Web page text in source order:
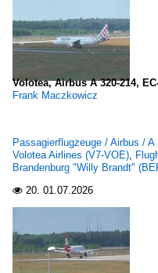
Volotea, Airbus A 320-214,
Frank Maczkowicz
Passagierflugzeuge / Airbus / A
Volotea Airlines (V7-VOE),
Brandenburg "Willy Brandt"
 20. 01.07.2026